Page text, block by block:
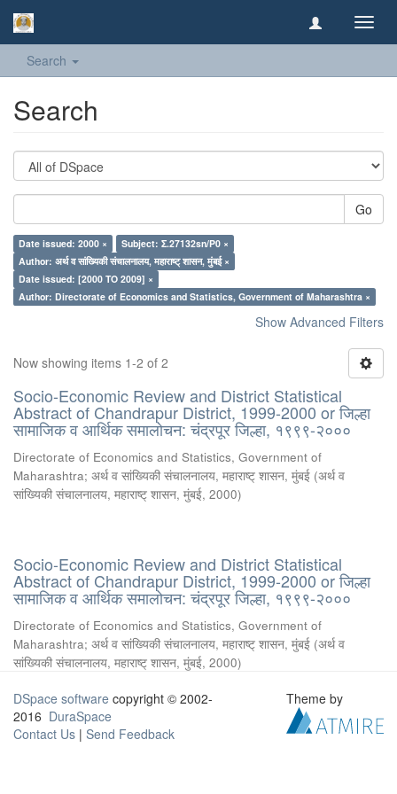
Search
Search
Go
Date issued: 2000 ×
Subject: Σ.27132sn/P0 ×
Author: अर्थ व सांख्यिकी संचालनालय, महाराष्ट् शासन, मुंबई ×
Date issued: [2000 TO 2009] ×
Author: Directorate of Economics and Statistics, Government of Maharashtra ×
Show Advanced Filters
Now showing items 1-2 of 2
Socio-Economic Review and District Statistical
Abstract of Chandrapur District, 1999-2000 or जिल्हा
सामाजिक व आर्थिक समालोचन: चंद्रपूर जिल्हा, १९९९-२०००
Directorate of Economics and Statistics, Government of
Maharashtra; अर्थ व सांख्यिकी संचालनालय, महाराष्ट् शासन, मुंबई (अर्थ व
सांख्यिकी संचालनालय, महाराष्ट् शासन, मुंबई, 2000)
Socio-Economic Review and District Statistical
Abstract of Chandrapur District, 1999-2000 or जिल्हा
सामाजिक व आर्थिक समालोचन: चंद्रपूर जिल्हा, १९९९-२०००
Directorate of Economics and Statistics, Government of
Maharashtra; अर्थ व सांख्यिकी संचालनालय, महाराष्ट् शासन, मुंबई (अर्थ व
सांख्यिकी संचालनालय, महाराष्ट् शासन, मुंबई, 2000)
DSpace software copyright © 2002-
2016 DuraSpace
Contact Us | Send Feedback
Theme by